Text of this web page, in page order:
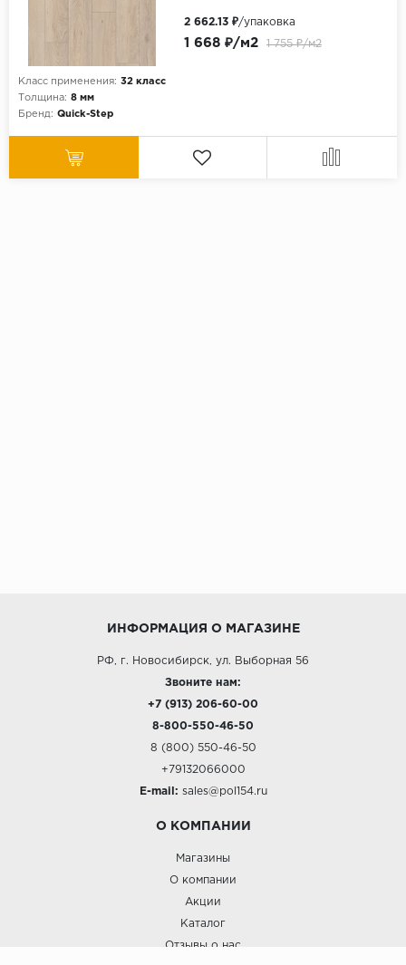
Класс применения: 32 класс
Толщина: 8 мм
Бренд: Quick-Step
1 668 ₽/м2 1 755 ₽/м2
2 662.13 ₽/упаковка
ИНФОРМАЦИЯ О МАГАЗИНЕ
РФ, г. Новосибирск, ул. Выборная 56
Звоните нам:
+7 (913) 206-60-00
8-800-550-46-50
8 (800) 550-46-50
+79132066000
E-mail: sales@pol154.ru
О КОМПАНИИ
Магазины
О компании
Акции
Каталог
Отзывы о нас